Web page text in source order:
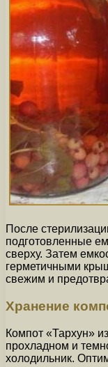
После
подготовленные
сверху. Затем
герметичными
свежим и
Хранение
Компот «Тархун»
прохладном и
холодильник.